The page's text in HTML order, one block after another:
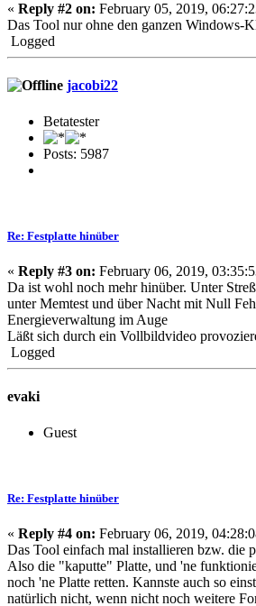
« Reply #2 on: February 05, 2019,
Das Tool nur ohne den ganzen Windows-
Logged
jacobi22
Betatester
Posts: 5987
Re: Festplatte hinüber
« Reply #3 on: February 06, 2019,
Da ist wohl noch mehr hinüber. Unter
unter Memtest und über Nacht mit Null
Energieverwaltung im Auge
Läßt sich durch ein Vollbildvideo
Logged
evaki
Guest
Re: Festplatte hinüber
« Reply #4 on: February 06, 2019,
Das Tool einfach mal installieren bzw. die
Also die "kaputte" Platte, und 'ne
noch 'ne Platte retten. Kannste auch so
natürlich nicht, wenn nicht noch weitere